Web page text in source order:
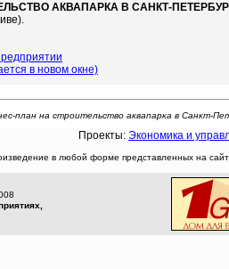
АКВАПАРКА В САНКТ-
в новом окне)
план на строительство аквапарка в Санкт-
Проекты: Экономика и
в любой форме представленных на